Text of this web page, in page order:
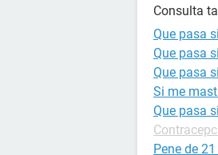
Consulta
Que pasa
Que pasa
Que pasa
Si me
Que pasa
Pene de